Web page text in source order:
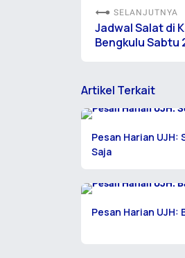
SELANJUTNYA
Jadwal Salat di
Bengkulu Sabtu
Artikel Terkait
Pesan Harian UJH:
Saja
Pesan Harian UJH: